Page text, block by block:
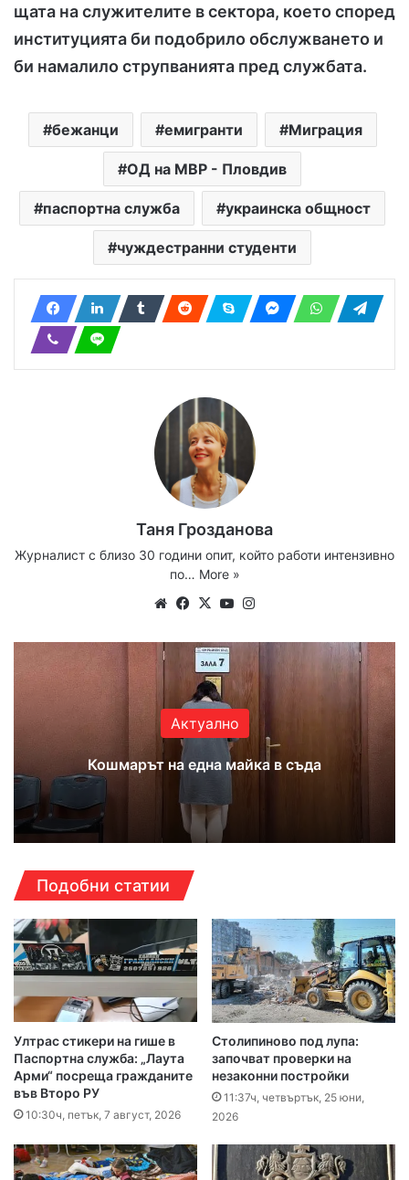
щата на служителите в сектора, което според
институцията би подобрило обслужването и
би намалило струпванията пред службата.
бежанци емигранти Миграция
ОД на МВР - Пловдив
паспортна служба украинска общност
чуждестранни студенти
Таня Грозданова
Журналист с близо 30 години опит, който работи интензивно
по… More »
WebsiteFacebook
X YouTube
Актуално
Кошмарът на една майка в съда
Подобни статии
Ултрас стикери на гише в
Паспортна служба: „Лаута
Арми“ посреща гражданите
във Второ РУ
10:30ч, петък, 7 август, 2026
Столипиново под лупа:
започват проверки на
незаконни постройки
11:37ч, четвъртък, 25 юни,
2026